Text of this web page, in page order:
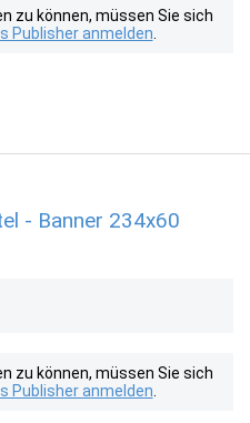
zu können, müssen Sie sich
Publisher anmelden
- Banner 234x60
zu können, müssen Sie sich
Publisher anmelden